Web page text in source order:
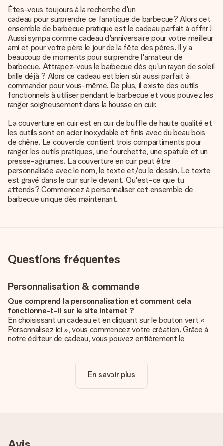
Êtes-vous toujours à la recherche d'un
cadeau pour surprendre ce fanatique de barbecue? Alors cet
ensemble de barbecue pratique est le cadeau parfait à offrir !
Aussi sympa comme cadeau d'anniversaire pour votre meilleur
ami et pour votre père le jour de la fête des pères. Il y a
beaucoup de moments pour surprendre l'amateur de
barbecue. Attrapez-vous le barbecue dès qu'un rayon de soleil
brille déjà ? Alors ce cadeau est bien sûr aussi parfait à
commander pour vous-même. De plus, il existe des outils
fonctionnels à utiliser pendant le barbecue et vous pouvez les
ranger soigneusement dans la housse en cuir.
La couverture en cuir est en cuir de buffle de haute qualité et
les outils sont en acier inoxydable et finis avec du beau bois
de chêne. Le couvercle contient trois compartiments pour
ranger les outils pratiques, une fourchette, une spatule et un
presse-agrumes. La couverture en cuir peut être
personnalisée avec le nom, le texte et/ou le dessin. Le texte
est gravé dans le cuir sur le devant. Qu'est-ce que tu
attends? Commencez à personnaliser cet ensemble de
barbecue unique dès maintenant.
Questions fréquentes
Personnalisation & commande
Que comprend la personnalisation et comment cela
fonctionne-t-il sur le site internet ?
En choisissant un cadeau et en cliquant sur le bouton vert «
Personnalisez ici », vous commencez votre création. Grâce à
notre éditeur de cadeau, vous pouvez entièrement le
unique pour ajouter une touche finale à votre cadeau.
La personnalisation est-elle comprise dans le prix ?
ton cadeau. C'est pourquoi il est important d'utiliser des
En savoir plus